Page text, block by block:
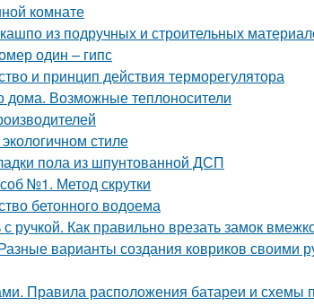
комнате
из подручных и строительных
один – гипс
и принцип действия терморегулятора
дома. Возможные теплоносители
стиле
пола из шпунтованной ДСП
№1. Метод скрутки
бетонного водоема
ручкой. Как правильно врезать замок
варианты создания ковриков своими
Правила расположения батареи и схемы